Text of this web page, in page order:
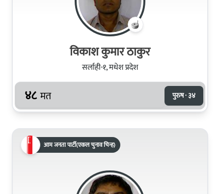
विकाश कुमार ठाकुर
सर्लाही-१, मधेश प्रदेश
४८ मत पुरुष · ३४
आम जनता पार्टी(एकल चुनाव चिन्ह)